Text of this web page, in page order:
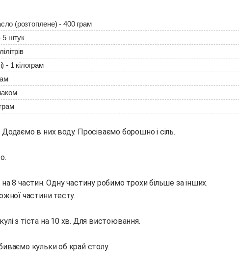
(розтоплене) - 400 грам
5 штук
- 1 кілограм
в них воду. Просіваємо борошно і сіль.
на 8 частин. Одну частину робимо трохи більше за інших.
частини тесту.
з тіста на 10 хв. Для вистоювання.
кульки об край столу.